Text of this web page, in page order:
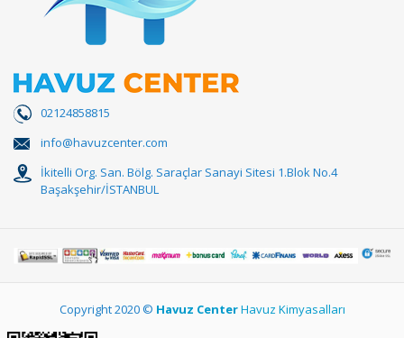
02124858815
info@havuzcenter.com
İkitelli Org. San. Bölg. Saraçlar Sanayi Sitesi 1.Blok No.4
Başakşehir/İSTANBUL
Copyright 2020 © Havuz CenterHavuz Kimyasalları